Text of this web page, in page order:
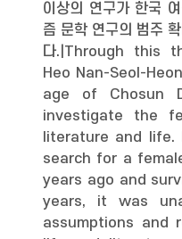
이상의 연구가 한국
즘 문학 연구의 범주
다.|Through this
Heo Nan-Seol-
age of Chosun
investigate the
literature and
search for a
years ago and
years, it was
assumptions and